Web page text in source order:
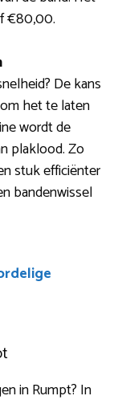
€80,00.
De kans
het te laten
wordt de
plaklood. Zo
stuk efficiënter
bandenwissel
in Rumpt? In